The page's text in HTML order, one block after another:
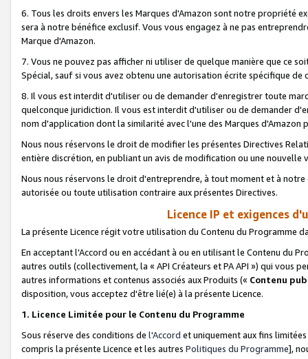
6. Tous les droits envers les Marques d'Amazon sont notre propriété
sera à notre bénéfice exclusif. Vous vous engagez à ne pas
Marque d'Amazon.
7. Vous ne pouvez pas afficher ni utiliser de quelque manière que ce
Spécial, sauf si vous avez obtenu une autorisation écrite spécifique de
8. Il vous est interdit d'utiliser ou de demander d'enregistrer toute
quelconque juridiction. Il vous est interdit d'utiliser ou de demander
nom d'application dont la similarité avec l'une des Marques
Nous nous réservons le droit de modifier les présentes Directives
entière discrétion, en publiant un avis de modification ou une nouvelle
Nous nous réservons le droit d'entreprendre, à tout moment et à
autorisée ou toute utilisation contraire aux présentes Directives.
Licence IP et exigences
La présente Licence régit votre utilisation du Contenu du Programme
En acceptant l'Accord ou en accédant à ou en utilisant le Contenu du
autres outils (collectivement, la « API Créateurs et PA API ») qui vous
autres informations et contenus associés aux Produits (« Contenu
disposition, vous acceptez d'être lié(e) à la présente Licence.
1. Licence Limitée pour le Contenu du Programme
Sous réserve des conditions de l'Accord et uniquement aux fins
compris la présente Licence et les autres Politiques du Programme],